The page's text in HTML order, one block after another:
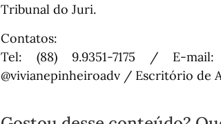
Tribunal do Juri.
Contatos:
Tel: (88) 9.9351-7175 / E-
@vivianepinheiroadv / Escritório de